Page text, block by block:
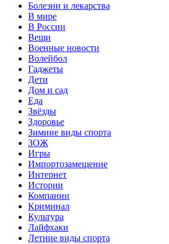
Болезни и лекарства
В мире
В России
Вещи
Военные новости
Волейбол
Гаджеты
Дети
Дом и сад
Еда
Звёзды
Здоровье
Зимние виды спорта
ЗОЖ
Игры
Импортозамещение
Интернет
Истории
Компании
Криминал
Культура
Лайфхаки
Летние виды спорта